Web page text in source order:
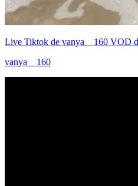
Live Tiktok de vanya__160 VOD
vanya__160